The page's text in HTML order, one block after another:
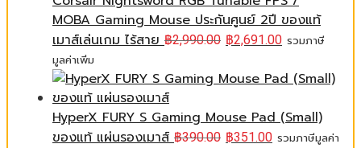
MOBA Gaming Mouse ประกันศูนย์ 2ปี ของแท้
เมาส์เล่นเกม ไร้สาย ฿2,990.00 ฿2,691.00 รวมภาษี
มูลค่าเพิ่ม
HyperX FURY S Gaming Mouse Pad (Small)
ของแท้ แผ่นรองเมาส์ ฿390.00 ฿351.00 รวมภาษีมูลค่า